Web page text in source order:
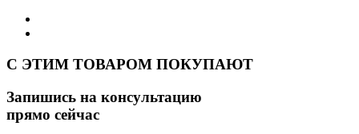
C ЭТИМ ТОВАРОМ ПОКУПАЮТ
Запишись на консультацию
прямо сейчас